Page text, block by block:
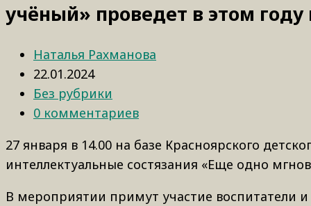
учёный» проведет в этом
Наталья Рахманова
22.01.2024
Без рубрики
0 комментариев
27 января в 14.00 на базе Красноярского
интеллектуальные состязания «Еще одно
В мероприятии примут участие воспитатели